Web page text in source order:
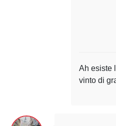
Ah esiste
vinto di